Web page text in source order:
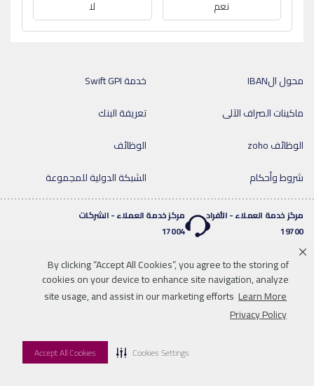
By clicking “Accept All Cookies”, you agree to the storing of
cookies on your device to enhance site navigation, analyze
site usage, and assist in our marketing efforts Learn More
Privacy Policy
Accept All Cookies Cookies Settings
نعم لا
خدمة Swift GPI
محول الIBAN
تعريفة البنك
ماكينات الصراف الآلى
الوظائف
الوظائف zoho
الشبكة الدولية للمجموعة
شروط وأحكام
مركز خدمة العملاء - الأفراد
19700
مركز خدمة العملاء - الشركات
17004
خدمة واتساب المصرفية
0020219700
twitteryoutube
للاتصال بنا خريطة الموقع إخلاء المسؤولية
© 2026 QNB